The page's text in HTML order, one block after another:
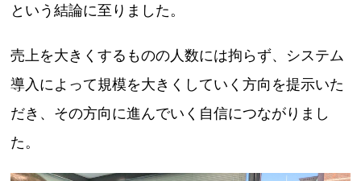
という結論に至りました。
売上を大きくするものの人数には拘らず、システム
導入によって規模を大きくしていく方向を提示いた
だき、その方向に進んでいく自信につながりまし
た。